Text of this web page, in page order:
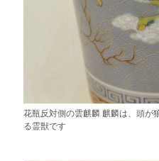
花瓶反対側の雲麒麟 麒麟は、頭が
る霊獣です